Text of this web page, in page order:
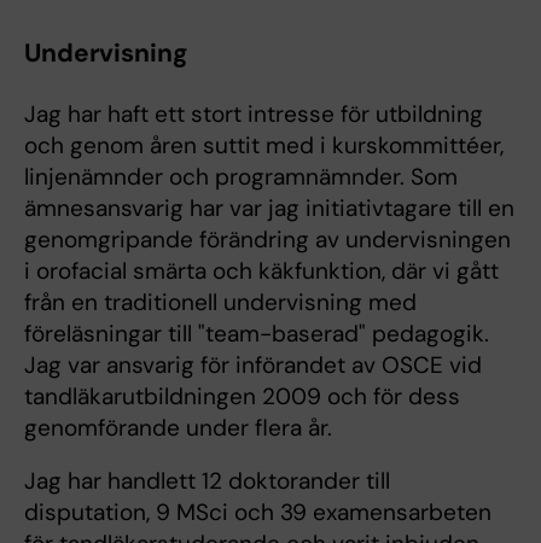
Undervisning
Jag har haft ett stort intresse för utbildning
och genom åren suttit med i kurskommittéer,
linjenämnder och programnämnder. Som
ämnesansvarig har var jag initiativtagare till en
genomgripande förändring av undervisningen
i orofacial smärta och käkfunktion, där vi gått
från en traditionell undervisning med
föreläsningar till "team-baserad" pedagogik.
Jag var ansvarig för införandet av OSCE vid
tandläkarutbildningen 2009 och för dess
genomförande under flera år.
Jag har handlett 12 doktorander till
disputation, 9 MSci och 39 examensarbeten